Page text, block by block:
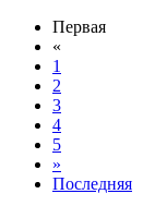
Первая
«
1
2
3
4
5
»
Последняя